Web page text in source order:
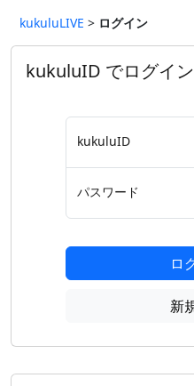
kukuluLIVE > ログイン
kukuluID でログイン
kukuluID
パスワード
ロ
新